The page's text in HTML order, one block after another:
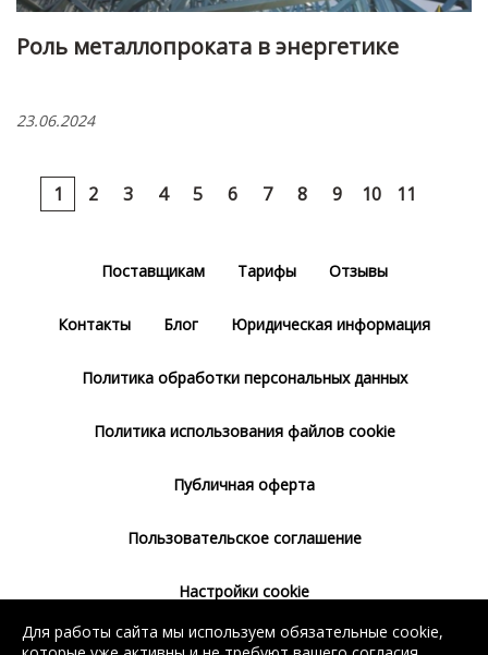
Роль металлопроката в энергетике
23.06.2024
1 2 3 4 5 6 7 8 9 10 11
Поставщикам Тарифы Отзывы
Контакты Блог Юридическая информация
Политика обработки персональных данных
Политика использования файлов cookie
Публичная оферта
Пользовательское соглашение
Настройки cookie
Согласие на использование сервиса
Для работы сайта мы используем обязательные cookie,